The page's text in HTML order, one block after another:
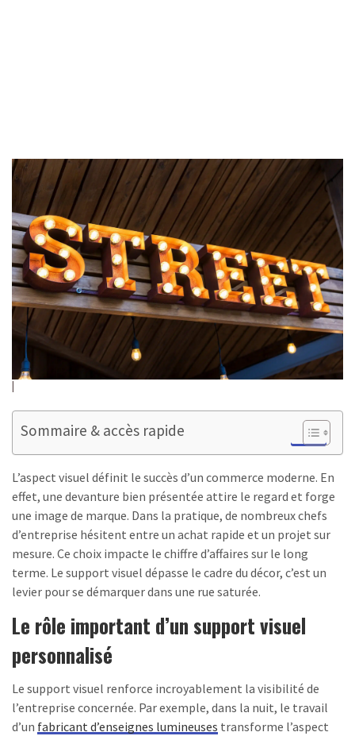
Sommaire & accès rapide
L’aspect visuel définit le succès d’un commerce moderne. En
effet, une devanture bien présentée attire le regard et forge
une image de marque. Dans la pratique, de nombreux chefs
d’entreprise hésitent entre un achat rapide et un projet sur
mesure. Ce choix impacte le chiffre d’affaires sur le long
terme. Le support visuel dépasse le cadre du décor, c’est un
levier pour se démarquer dans une rue saturée.
Le rôle important d’un support visuel
personnalisé
Le support visuel renforce incroyablement la visibilité de
l’entreprise concernée. Par exemple, dans la nuit, le travail
d’un fabricant d’enseignes lumineuses transforme l’aspect